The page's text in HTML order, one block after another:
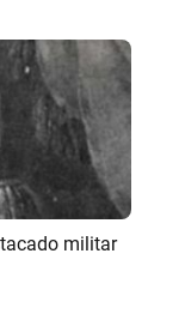
militar